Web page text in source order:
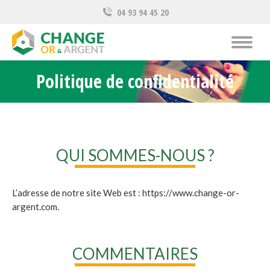
04 93 94 45 20
Politique de confidentialité
Vous êtes ici :
QUI SOMMES-NOUS ?
L’adresse de notre site Web est : https://www.change-or-
argent.com.
COMMENTAIRES